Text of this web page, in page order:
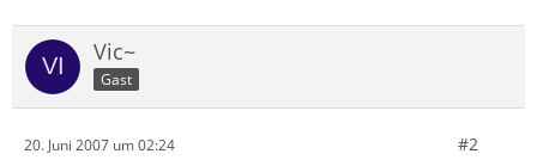
Vic~
Gast
20. Juni 2007 um 02:24 #2